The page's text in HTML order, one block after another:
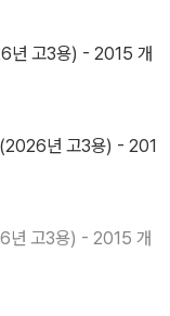
년 고3용) - 2015 개
(2026년 고3용) - 201
년 고3용) - 2015 개